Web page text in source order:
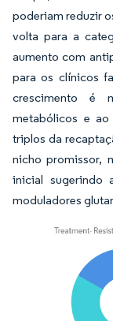
poderiam reduzir
volta para a
aumento com
para os clínicos
crescimento é
metabólicos e
triplos da
nicho promissor,
inicial sugerindo
moduladores